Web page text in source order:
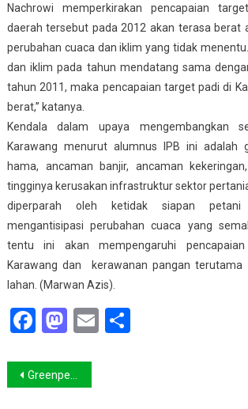
Nachrowi memperkirakan pencapaian
daerah tersebut pada 2012 akan terasa berat
perubahan cuaca dan iklim yang tidak
dan iklim pada tahun mendatang sama
tahun 2011, maka pencapaian target padi di
berat,” katanya.
Kendala dalam upaya mengembangkan
Karawang menurut alumnus IPB ini adalah
hama, ancaman banjir, ancaman
tingginya kerusakan infrastruktur sektor
diperparah oleh ketidak siapan petani
mengantisipasi perubahan cuaca yang
tentu ini akan mempengaruhi
Karawang dan kerawanan pangan terutama
lahan. (Marwan Azis).
Facebook
Mastodon
EmailShare
Navigasi
Greenpeace Sambut Baik Komitmen SBY Terkait Penurunan Emisi